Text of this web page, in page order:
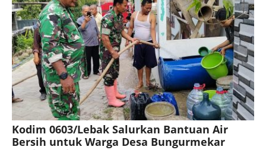
Kodim 0603/Lebak Salurkan Bantuan Air
Bersih untuk Warga Desa Bungurmekar